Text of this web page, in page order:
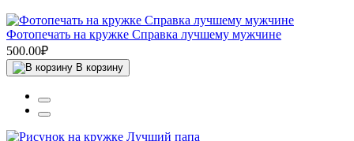
Фотопечать на кружке Справка лучшему мужчине
500.00₽
В корзину